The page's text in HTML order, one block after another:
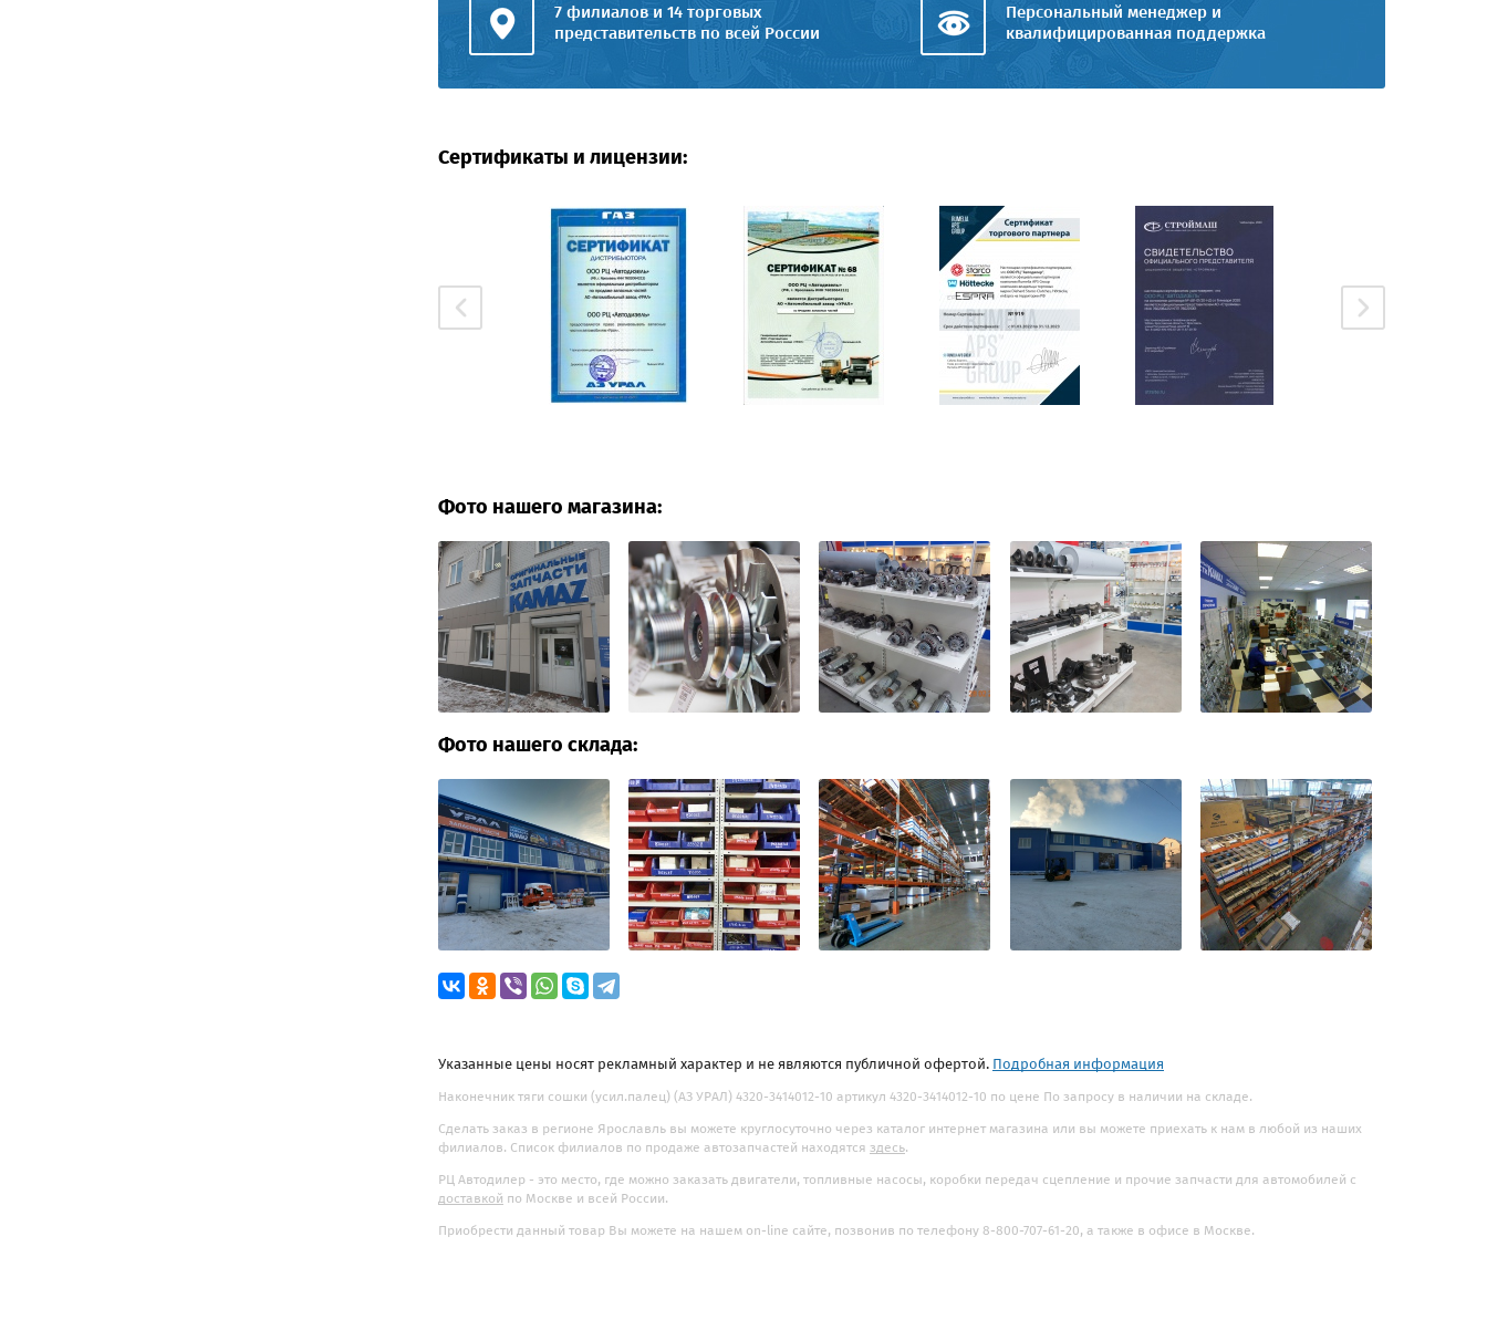
7 филиалов и 14 торговых
представительств по всей России
Персональный менеджер и
квалифицированная поддержка
Сертификаты и лицензии:
Фото нашего магазина:
Фото нашего склада:
Указанные цены носят рекламный характер и не являются публичной офертой. Подробная информация
Наконечник тяги сошки (усил.палец) (АЗ УРАЛ) 4320-3414012-10 артикул 4320-3414012-10 по цене По запросу в наличии на складе.
Сделать заказ в регионе Ярославль вы можете круглосуточно через каталог интернет магазина или вы можете приехать к нам в любой из наших
филиалов. Список филиалов по продаже автозапчастей находятся здесь.
РЦ Автодилер - это место, где можно заказать двигатели, топливные насосы, коробки передач сцепление и прочие запчасти для автомобилей с
доставкой по Москве и всей России.
Приобрести данный товар Вы можете на нашем on-line сайте, позвонив по телефону 8-800-707-61-20, а также в офисе в Москве.